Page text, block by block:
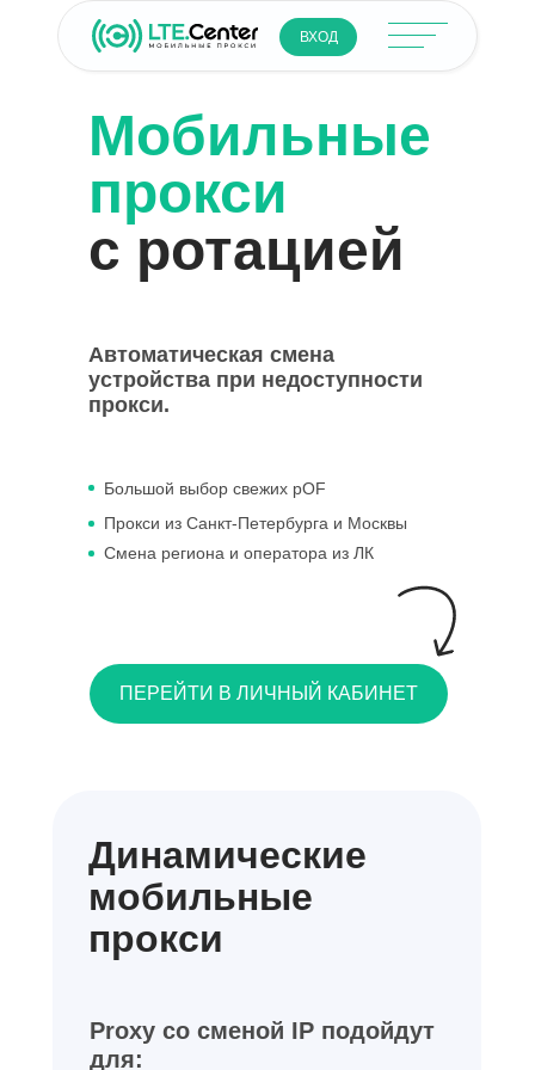
ВХОД
Мобильные
прокси
с ротацией
Автоматическая смена
устройства при недоступности
прокси.
Большой выбор свежих pOF
Прокси из Санкт-Петербурга и Москвы
Смена региона и оператора из ЛК
ПЕРЕЙТИ В ЛИЧНЫЙ КАБИНЕТ
Динамические
мобильные
прокси
Proxy со сменой IP подойдут
для: